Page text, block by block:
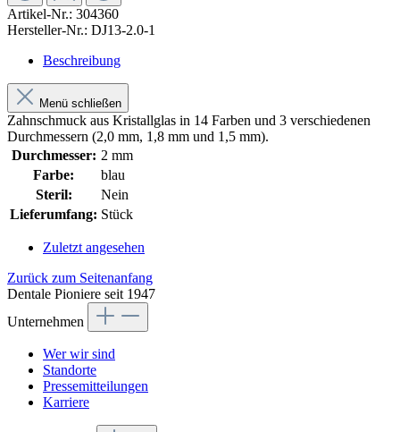
Artikel-Nr.: 304360
Hersteller-Nr.: DJ13-2.0-1
Beschreibung
Menü schließen
Zahnschmuck aus Kristallglas in 14 Farben und 3 verschiedenen
Durchmessern (2,0 mm, 1,8 mm und 1,5 mm).
Durchmesser: 2 mm
Farbe:
blau
Steril:
Nein
Lieferumfang: Stück
Zuletzt angesehen
Zurück zum Seitenanfang
Dentale Pioniere seit 1947
Unternehmen
Wer wir sind
Standorte
Pressemitteilungen
Karriere